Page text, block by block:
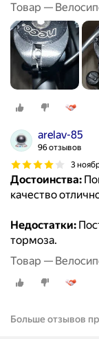
Товар —
arelav-85
96 отзывов
3
Достоинства:
качество
Недостатки:
тормоза.
Товар —
Больше отзывов